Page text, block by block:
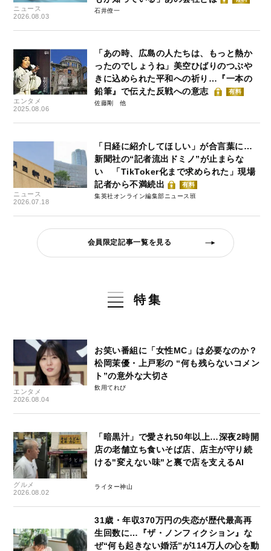
ニュース
2026.08.03
石井僚一
エンタメ
2025.08.06
「あの時、広島の人たちは、もっと熱か
ったのでしょうね」美空ひばりのつぶや
きに込められた平和への祈り…『一本の
鉛筆』で伝えた反戦への意志
有料
佐藤剛
ニュース
2026.07.18
「日経に紹介してほしい」が合言葉に…
新聞社の“記者流出ドミノ”が止まらな
い 「TikToker化まで求められた」現場
記者から不満続出
有料
集英社オンライン編集部ニュース班
会員限定記事一覧を見る
特集
エンタメ
2026.08.04
お笑い番組に「女性MC」は必要なのか？
松岡茉優・上戸彩の “何も残らないコメン
ト”の意外な大切さ
飲用てれび
グルメ
2026.08.02
「暗黒汁」で愛され50年以上…深夜2時開
店の老舗立ち食いそば店、店主が守り続
ける"変えない味"と裏で店を支えるAI
ライター神山
31歳・年収370万円の失恋が歴代最高再
生回数に…『ザ・ノンフィクション』な
ぜ“何も起きない婚活”が114万人の心を動